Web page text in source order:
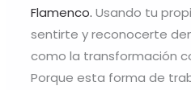
Flamenco. Usando tu
sentirte y reconocerte
como la transformación
Porque esta forma de